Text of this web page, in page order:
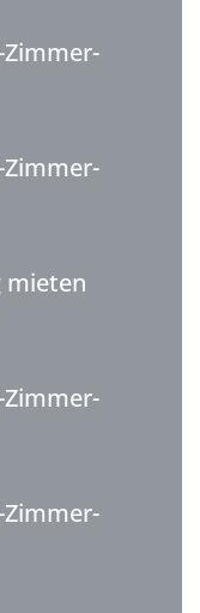
mieten